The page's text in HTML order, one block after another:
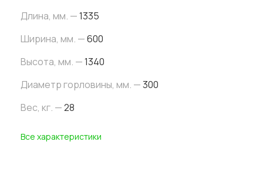
Длина, мм. —1335
Ширина, мм. —600
Высота, мм. —1340
Диаметр горловины, мм. —300
Вес, кг. —28
Все характеристики